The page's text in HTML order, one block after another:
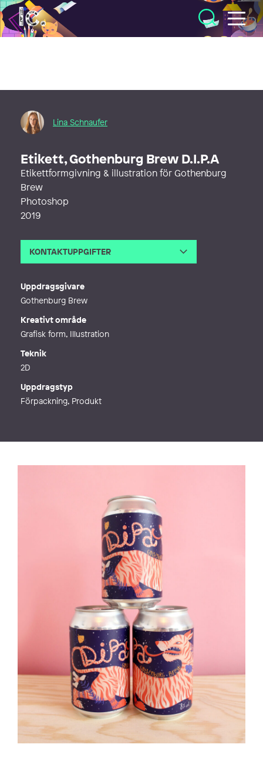
Illustratörcentrum
Lina Schnaufer
Etikett, Gothenburg Brew D.I.P.A
Etikettformgivning & illustration för Gothenburg
Brew
Photoshop
2019
KONTAKTUPPGIFTER
Webb http://www.linaschnaufer.com
Uppdragsgivare
Gothenburg Brew
Kreativt område
Grafisk form, Illustration
Teknik
2D
Uppdragstyp
Förpackning, Produkt